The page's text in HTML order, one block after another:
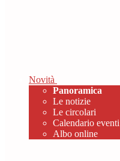
Novità
Panoramica
Le notizie
Le circolari
Calendario eventi
Albo online